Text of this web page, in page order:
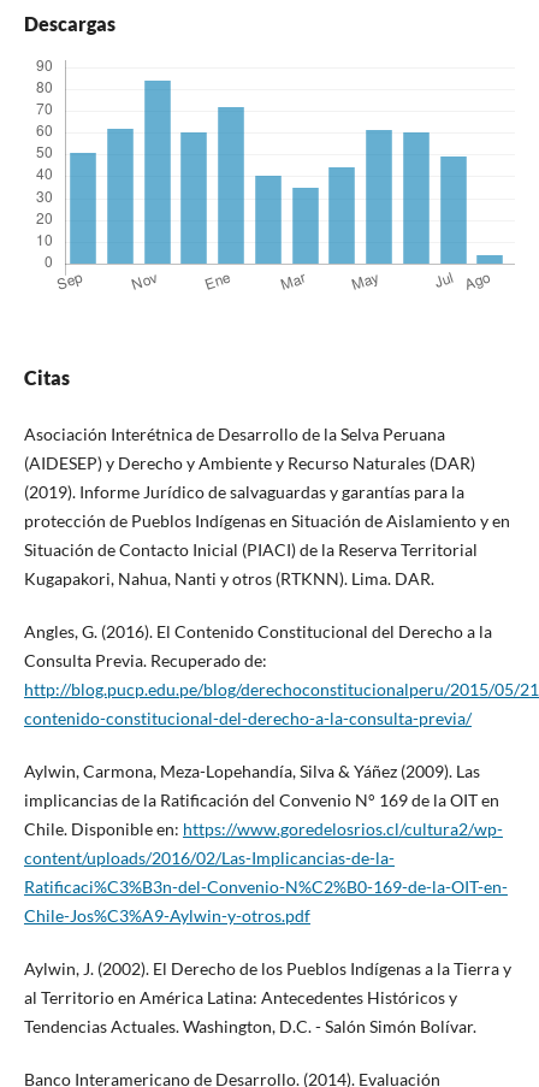
Descargas
Citas
Asociación Interétnica de Desarrollo de la Selva Peruana
(AIDESEP) y Derecho y Ambiente y Recurso Naturales (DAR)
(2019). Informe Jurídico de salvaguardas y garantías para la
protección de Pueblos Indígenas en Situación de Aislamiento y en
Situación de Contacto Inicial (PIACI) de la Reserva Territorial
Kugapakori, Nahua, Nanti y otros (RTKNN). Lima. DAR.
Angles, G. (2016). El Contenido Constitucional del Derecho a la
Consulta Previa. Recuperado de:
http://blog.pucp.edu.pe/blog/derechoconstitucionalperu/2015/05/
contenido-constitucional-del-derecho-a-la-consulta-previa/
Aylwin, Carmona, Meza-Lopehandía, Silva & Yáñez (2009). Las
implicancias de la Ratificación del Convenio N° 169 de la OIT en
Chile. Disponible en: https://www.goredelosrios.cl/cultura2/wp-
content/uploads/2016/02/Las-Implicancias-de-la-
Ratificaci%C3%B3n-del-Convenio-N%C2%B0-169-de-la-OIT-en-
Chile-Jos%C3%A9-Aylwin-y-otros.pdf
Aylwin, J. (2002). El Derecho de los Pueblos Indígenas a la Tierra y
al Territorio en América Latina: Antecedentes Históricos y
Tendencias Actuales. Washington, D.C. - Salón Simón Bolívar.
Banco Interamericano de Desarrollo. (2014). Evaluación